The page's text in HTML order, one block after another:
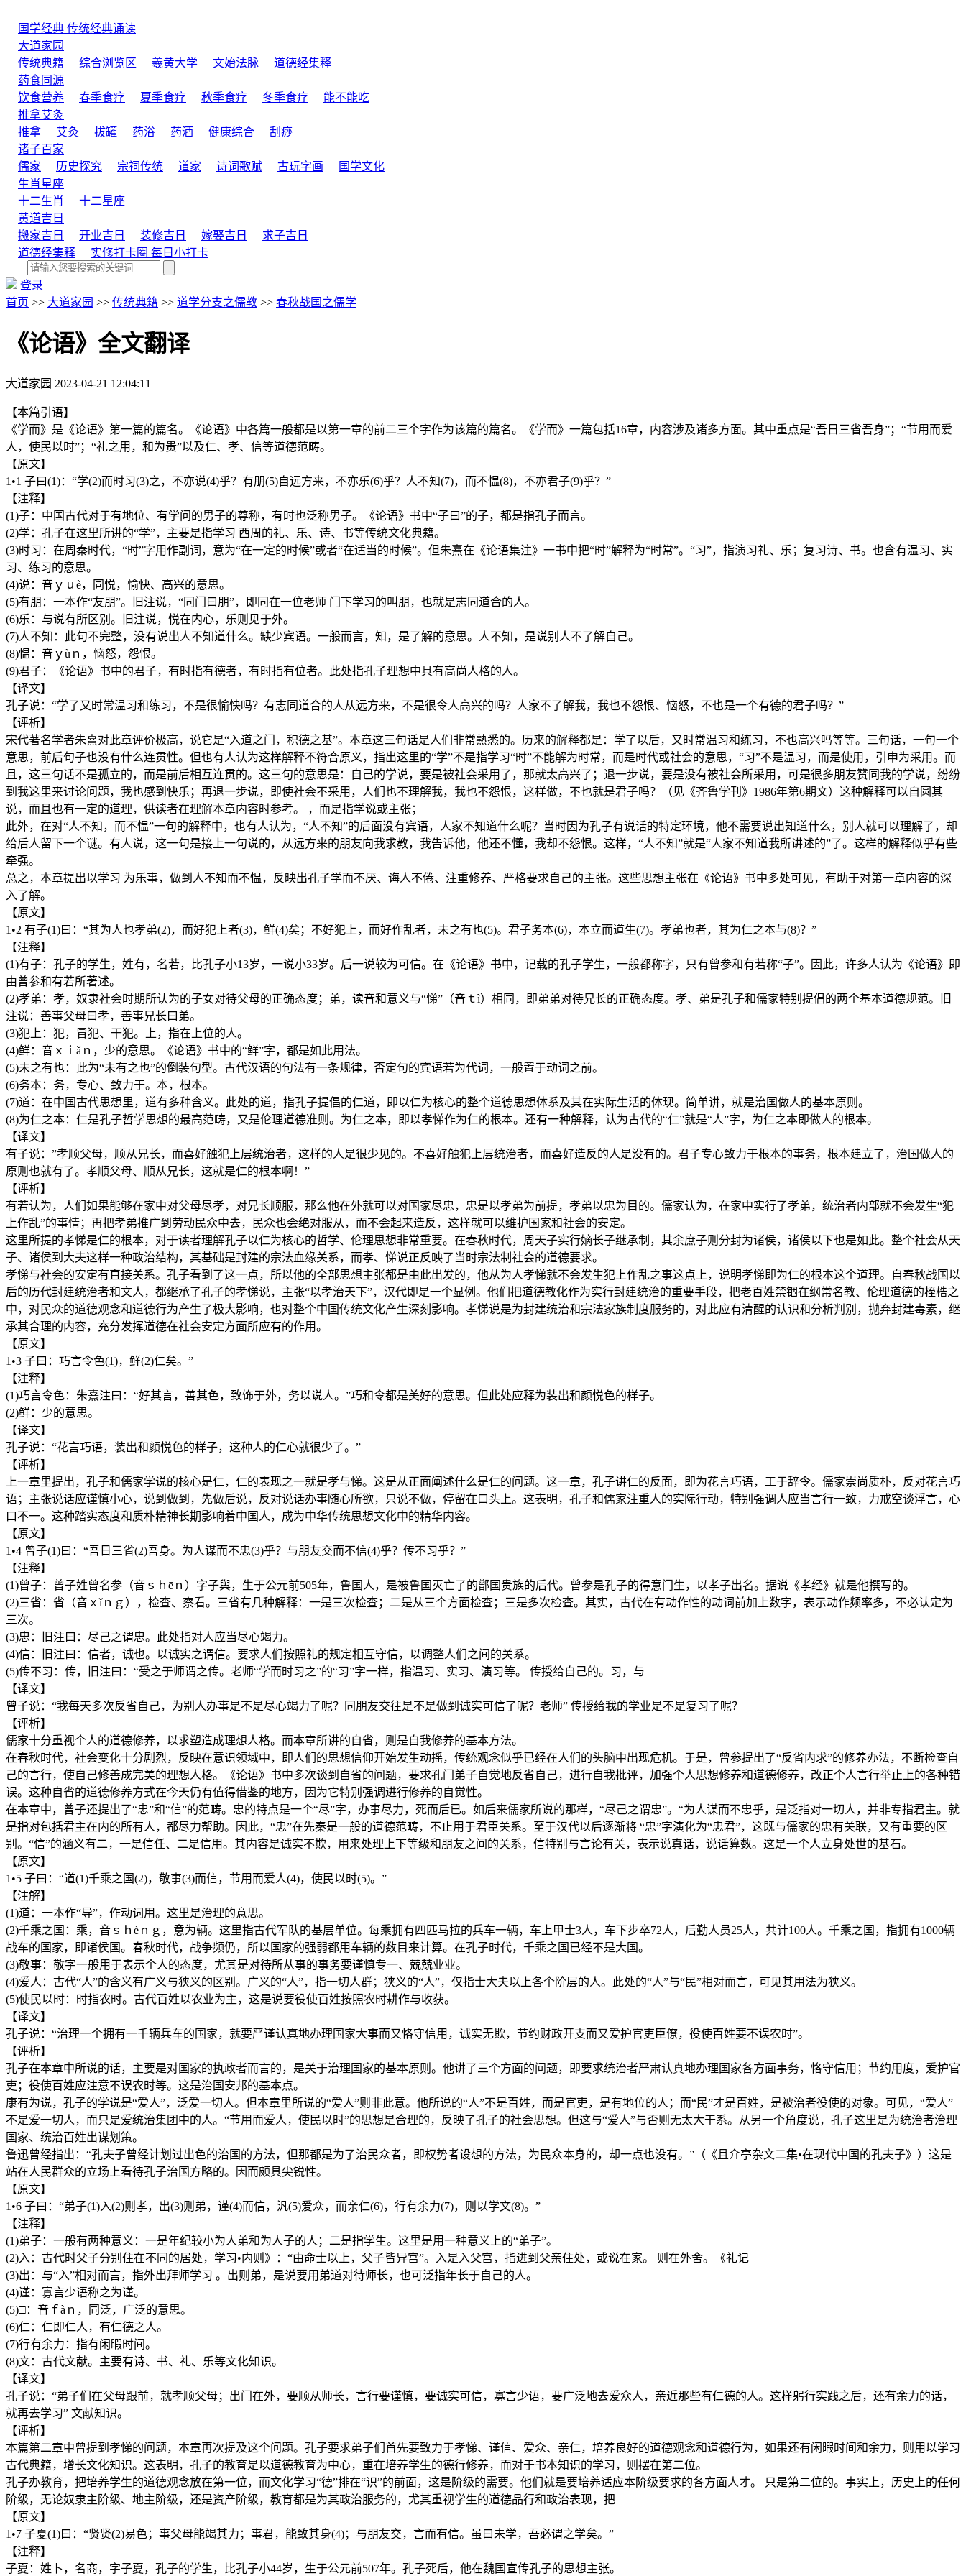
国学经典 传统经典诵读
大道家园
传统典籍
综合浏览区 羲黄大学 文始法脉
道德经集释
药食同源
饮食营养
春季食疗 夏季食疗 秋季食疗 冬季食疗
能不能吃
推拿艾灸
推拿
艾灸 拔罐 药浴 药酒 健康综合
刮痧
诸子百家
儒家
历史探究 宗祠传统 道家 诗词歌赋 古玩字画
国学文化
生肖星座
十二生肖
十二星座
黄道吉日
搬家吉日
开业吉日 装修吉日 嫁娶吉日
求子吉日
道德经集释
实修打卡圈 每日小打卡
登录
首页 >> 大道家园 >> 传统典籍 >> 道学分支之儒教 >> 春秋战国之儒学
《论语》全文翻译
大道家园 2023-04-21 12:04:11
【本篇引语】
《学而》是《论语》第一篇的篇名。《论语》中各篇一般都是以第一章的前二三个字作为该篇的篇名。《学而》一篇包括16章，内容涉及诸多方面。其中重点是“吾日三省吾身”；“节用而爱
人，使民以时”；“礼之用，和为贵”以及仁、孝、信等道德范畴。
【原文】
1•1 子曰(1)：“学(2)而时习(3)之，不亦说(4)乎？有朋(5)自远方来，不亦乐(6)乎？人不知(7)，而不愠(8)，不亦君子(9)乎？”
【注释】
(1)子：中国古代对于有地位、有学问的男子的尊称，有时也泛称男子。《论语》书中“子曰”的子，都是指孔子而言。
(2)学：孔子在这里所讲的“学”，主要是指学习 西周的礼、乐、诗、书等传统文化典籍。
(3)时习：在周秦时代，“时”字用作副词，意为“在一定的时候”或者“在适当的时候”。但朱熹在《论语集注》一书中把“时”解释为“时常”。“习”，指演习礼、乐；复习诗、书。也含有温习、实
习、练习的意思。
(4)说：音ｙｕè，同悦，愉快、高兴的意思。
(5)有朋：一本作“友朋”。旧注说，“同门曰朋”，即同在一位老师 门下学习的叫朋，也就是志同道合的人。
(6)乐：与说有所区别。旧注说，悦在内心，乐则见于外。
(7)人不知：此句不完整，没有说出人不知道什么。缺少宾语。一般而言，知，是了解的意思。人不知，是说别人不了解自己。
(8)愠：音ｙùｎ，恼怒，怨恨。
(9)君子：《论语》书中的君子，有时指有德者，有时指有位者。此处指孔子理想中具有高尚人格的人。
【译文】
孔子说：“学了又时常温习和练习，不是很愉快吗？有志同道合的人从远方来，不是很令人高兴的吗？人家不了解我，我也不怨恨、恼怒，不也是一个有德的君子吗？”
【评析】
宋代著名学者朱熹对此章评价极高，说它是“入道之门，积德之基”。本章这三句话是人们非常熟悉的。历来的解释都是：学了以后，又时常温习和练习，不也高兴吗等等。三句话，一句一个
意思，前后句子也没有什么连贯性。但也有人认为这样解释不符合原义，指出这里的“学”不是指学习“时”不能解为时常，而是时代或社会的意思，“习”不是温习，而是使用，引申为采用。而
且，这三句话不是孤立的，而是前后相互连贯的。这三句的意思是：自己的学说，要是被社会采用了，那就太高兴了；退一步说，要是没有被社会所采用，可是很多朋友赞同我的学说，纷纷
到我这里来讨论问题，我也感到快乐；再退一步说，即使社会不采用，人们也不理解我，我也不怨恨，这样做，不也就是君子吗？（见《齐鲁学刊》1986年第6期文）这种解释可以自圆其
说，而且也有一定的道理，供读者在理解本章内容时参考。 ，而是指学说或主张；
此外，在对“人不知，而不愠”一句的解释中，也有人认为，“人不知”的后面没有宾语，人家不知道什么呢？当时因为孔子有说话的特定环境，他不需要说出知道什么，别人就可以理解了，却
给后人留下一个谜。有人说，这一句是接上一句说的，从远方来的朋友向我求教，我告诉他，他还不懂，我却不怨恨。这样，“人不知”就是“人家不知道我所讲述的”了。这样的解释似乎有些
牵强。
总之，本章提出以学习 为乐事，做到人不知而不愠，反映出孔子学而不厌、诲人不倦、注重修养、严格要求自己的主张。这些思想主张在《论语》书中多处可见，有助于对第一章内容的深
入了解。
【原文】
1•2 有子(1)曰：“其为人也孝弟(2)，而好犯上者(3)，鲜(4)矣；不好犯上，而好作乱者，未之有也(5)。君子务本(6)，本立而道生(7)。孝弟也者，其为仁之本与(8)？”
【注释】
(1)有子：孔子的学生，姓有，名若，比孔子小13岁，一说小33岁。后一说较为可信。在《论语》书中，记载的孔子学生，一般都称字，只有曾参和有若称“子”。因此，许多人认为《论语》即
由曾参和有若所著述。
(2)孝弟：孝，奴隶社会时期所认为的子女对待父母的正确态度；弟，读音和意义与“悌”（音ｔì）相同，即弟弟对待兄长的正确态度。孝、弟是孔子和儒家特别提倡的两个基本道德规范。旧
注说：善事父母曰孝，善事兄长曰弟。
(3)犯上：犯，冒犯、干犯。上，指在上位的人。
(4)鲜：音ｘｉǎｎ，少的意思。《论语》书中的“鲜”字，都是如此用法。
(5)未之有也：此为“未有之也”的倒装句型。古代汉语的句法有一条规律，否定句的宾语若为代词，一般置于动词之前。
(6)务本：务，专心、致力于。本，根本。
(7)道：在中国古代思想里，道有多种含义。此处的道，指孔子提倡的仁道，即以仁为核心的整个道德思想体系及其在实际生活的体现。简单讲，就是治国做人的基本原则。
(8)为仁之本：仁是孔子哲学思想的最高范畴，又是伦理道德准则。为仁之本，即以孝悌作为仁的根本。还有一种解释，认为古代的“仁”就是“人”字，为仁之本即做人的根本。
【译文】
有子说：”孝顺父母，顺从兄长，而喜好触犯上层统治者，这样的人是很少见的。不喜好触犯上层统治者，而喜好造反的人是没有的。君子专心致力于根本的事务，根本建立了，治国做人的
原则也就有了。孝顺父母、顺从兄长，这就是仁的根本啊！”
【评析】
有若认为，人们如果能够在家中对父母尽孝，对兄长顺服，那么他在外就可以对国家尽忠，忠是以孝弟为前提，孝弟以忠为目的。儒家认为，在家中实行了孝弟，统治者内部就不会发生“犯
上作乱”的事情；再把孝弟推广到劳动民众中去，民众也会绝对服从，而不会起来造反，这样就可以维护国家和社会的安定。
这里所提的孝悌是仁的根本，对于读者理解孔子以仁为核心的哲学、伦理思想非常重要。在春秋时代，周天子实行嫡长子继承制，其余庶子则分封为诸侯，诸侯以下也是如此。整个社会从天
子、诸侯到大夫这样一种政治结构，其基础是封建的宗法血缘关系，而孝、悌说正反映了当时宗法制社会的道德要求。
孝悌与社会的安定有直接关系。孔子看到了这一点，所以他的全部思想主张都是由此出发的，他从为人孝悌就不会发生犯上作乱之事这点上，说明孝悌即为仁的根本这个道理。自春秋战国以
后的历代封建统治者和文人，都继承了孔子的孝悌说，主张“以孝治天下”，汉代即是一个显例。他们把道德教化作为实行封建统治的重要手段，把老百姓禁锢在纲常名教、伦理道德的桎梏之
中，对民众的道德观念和道德行为产生了极大影响，也对整个中国传统文化产生深刻影响。孝悌说是为封建统治和宗法家族制度服务的，对此应有清醒的认识和分析判别，抛弃封建毒素，继
承其合理的内容，充分发挥道德在社会安定方面所应有的作用。
【原文】
1•3 子曰：巧言令色(1)，鲜(2)仁矣。”
【注释】
(1)巧言令色：朱熹注曰：“好其言，善其色，致饰于外，务以说人。”巧和令都是美好的意思。但此处应释为装出和颜悦色的样子。
(2)鲜：少的意思。
【译文】
孔子说：“花言巧语，装出和颜悦色的样子，这种人的仁心就很少了。”
【评析】
上一章里提出，孔子和儒家学说的核心是仁，仁的表现之一就是孝与悌。这是从正面阐述什么是仁的问题。这一章，孔子讲仁的反面，即为花言巧语，工于辞令。儒家崇尚质朴，反对花言巧
语；主张说话应谨慎小心，说到做到，先做后说，反对说话办事随心所欲，只说不做，停留在口头上。这表明，孔子和儒家注重人的实际行动，特别强调人应当言行一致，力戒空谈浮言，心
口不一。这种踏实态度和质朴精神长期影响着中国人，成为中华传统思想文化中的精华内容。
【原文】
1•4 曾子(1)曰：“吾日三省(2)吾身。为人谋而不忠(3)乎？与朋友交而不信(4)乎？传不习乎？”
【注释】
(1)曾子：曾子姓曾名参（音ｓｈēｎ）字子舆，生于公元前505年，鲁国人，是被鲁国灭亡了的鄫国贵族的后代。曾参是孔子的得意门生，以孝子出名。据说《孝经》就是他撰写的。
(2)三省：省（音ｘǐｎｇ），检查、察看。三省有几种解释：一是三次检查；二是从三个方面检查；三是多次检查。其实，古代在有动作性的动词前加上数字，表示动作频率多，不必认定为
三次。
(3)忠：旧注曰：尽己之谓忠。此处指对人应当尽心竭力。
(4)信：旧注曰：信者，诚也。以诚实之谓信。要求人们按照礼的规定相互守信，以调整人们之间的关系。
(5)传不习：传，旧注曰：“受之于师谓之传。老师“学而时习之”的“习”字一样，指温习、实习、演习等。 传授给自己的。习，与
【译文】
曾子说：“我每天多次反省自己，为别人办事是不是尽心竭力了呢？同朋友交往是不是做到诚实可信了呢？老师” 传授给我的学业是不是复习了呢？
【评析】
儒家十分重视个人的道德修养，以求塑造成理想人格。而本章所讲的自省，则是自我修养的基本方法。
在春秋时代，社会变化十分剧烈，反映在意识领域中，即人们的思想信仰开始发生动摇，传统观念似乎已经在人们的头脑中出现危机。于是，曾参提出了“反省内求”的修养办法，不断检查自
己的言行，使自己修善成完美的理想人格。《论语》书中多次谈到自省的问题，要求孔门弟子自觉地反省自己，进行自我批评，加强个人思想修养和道德修养，改正个人言行举止上的各种错
误。这种自省的道德修养方式在今天仍有值得借鉴的地方，因为它特别强调进行修养的自觉性。
在本章中，曾子还提出了“忠”和“信”的范畴。忠的特点是一个“尽”字，办事尽力，死而后已。如后来儒家所说的那样，“尽己之谓忠”。“为人谋而不忠乎，是泛指对一切人，并非专指君主。就
是指对包括君主在内的所有人，都尽力帮助。因此，“忠”在先秦是一般的道德范畴，不止用于君臣关系。至于汉代以后逐渐将 “忠”字演化为“忠君”，这既与儒家的忠有关联，又有重要的区
别。“信”的涵义有二，一是信任、二是信用。其内容是诚实不欺，用来处理上下等级和朋友之间的关系，信特别与言论有关，表示说真话，说话算数。这是一个人立身处世的基石。
【原文】
1•5 子曰：“道(1)千乘之国(2)，敬事(3)而信，节用而爱人(4)，使民以时(5)。”
【注解】
(1)道：一本作“导”，作动词用。这里是治理的意思。
(2)千乘之国：乘，音ｓｈèｎｇ，意为辆。这里指古代军队的基层单位。每乘拥有四匹马拉的兵车一辆，车上甲士3人，车下步卒72人，后勤人员25人，共计100人。千乘之国，指拥有1000辆
战车的国家，即诸侯国。春秋时代，战争频仍，所以国家的强弱都用车辆的数目来计算。在孔子时代，千乘之国已经不是大国。
(3)敬事：敬字一般用于表示个人的态度，尤其是对待所从事的事务要谨慎专一、兢兢业业。
(4)爱人：古代“人”的含义有广义与狭义的区别。广义的“人”，指一切人群；狭义的“人”，仅指士大夫以上各个阶层的人。此处的“人”与“民”相对而言，可见其用法为狭义。
(5)使民以时：时指农时。古代百姓以农业为主，这是说要役使百姓按照农时耕作与收获。
【译文】
孔子说：“治理一个拥有一千辆兵车的国家，就要严谨认真地办理国家大事而又恪守信用，诚实无欺，节约财政开支而又爱护官吏臣僚，役使百姓要不误农时”。
【评析】
孔子在本章中所说的话，主要是对国家的执政者而言的，是关于治理国家的基本原则。他讲了三个方面的问题，即要求统治者严肃认真地办理国家各方面事务，恪守信用；节约用度，爱护官
吏；役使百姓应注意不误农时等。这是治国安邦的基本点。
康有为说，孔子的学说是“爱人”，泛爱一切人。但本章里所说的“爱人”则非此意。他所说的“人”不是百姓，而是官吏，是有地位的人；而“民”才是百姓，是被治者役使的对象。可见，“爱人”
不是爱一切人，而只是爱统治集团中的人。“节用而爱人，使民以时”的思想是合理的，反映了孔子的社会思想。但这与“爱人”与否则无太大干系。从另一个角度说，孔子这里是为统治者治理
国家、统治百姓出谋划策。
鲁迅曾经指出：“孔夫子曾经计划过出色的治国的方法，但那都是为了治民众者，即权势者设想的方法，为民众本身的，却一点也没有。”（《且介亭杂文二集•在现代中国的孔夫子》）这是
站在人民群众的立场上看待孔子治国方略的。因而颇具尖锐性。
【原文】
1•6 子曰：“弟子(1)入(2)则孝，出(3)则弟，谨(4)而信，汎(5)爱众，而亲仁(6)，行有余力(7)，则以学文(8)。”
【注释】
(1)弟子：一般有两种意义：一是年纪较小为人弟和为人子的人；二是指学生。这里是用一种意义上的“弟子”。
(2)入：古代时父子分别住在不同的居处，学习•内则》：“由命士以上，父子皆异宫”。入是入父宫，指进到父亲住处，或说在家。 则在外舍。《礼记
(3)出：与“入”相对而言，指外出拜师学习 。出则弟，是说要用弟道对待师长，也可泛指年长于自己的人。
(4)谨：寡言少语称之为谨。
(5)□：音ｆàｎ，同泛，广泛的意思。
(6)仁：仁即仁人，有仁德之人。
(7)行有余力：指有闲暇时间。
(8)文：古代文献。主要有诗、书、礼、乐等文化知识。
【译文】
孔子说：“弟子们在父母跟前，就孝顺父母；出门在外，要顺从师长，言行要谨慎，要诚实可信，寡言少语，要广泛地去爱众人，亲近那些有仁德的人。这样躬行实践之后，还有余力的话，
就再去学习” 文献知识。
【评析】
本篇第二章中曾提到孝悌的问题，本章再次提及这个问题。孔子要求弟子们首先要致力于孝悌、谨信、爱众、亲仁，培养良好的道德观念和道德行为，如果还有闲暇时间和余力，则用以学习
古代典籍，增长文化知识。这表明，孔子的教育是以道德教育为中心，重在培养学生的德行修养，而对于书本知识的学习，则摆在第二位。
孔子办教育，把培养学生的道德观念放在第一位，而文化学习“德”排在“识”的前面，这是阶级的需要。他们就是要培养适应本阶级要求的各方面人才。 只是第二位的。事实上，历史上的任何
阶级，无论奴隶主阶级、地主阶级，还是资产阶级，教育都是为其政治服务的，尤其重视学生的道德品行和政治表现，把
【原文】
1•7 子夏(1)曰：“贤贤(2)易色；事父母能竭其力；事君，能致其身(4)；与朋友交，言而有信。虽曰未学，吾必谓之学矣。”
【注释】
子夏：姓卜，名商，字子夏，孔子的学生，比孔子小44岁，生于公元前507年。孔子死后，他在魏国宣传孔子的思想主张。